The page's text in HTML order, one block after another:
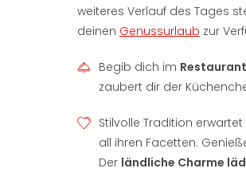
weiteres Verlauf des Tages
deinen Genussurlaub zur
Begib dich im Restaurant
zaubert dir der
Stilvolle Tradition
all ihren Facetten.
Der ländliche Charme